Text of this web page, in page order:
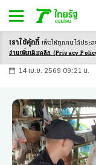
-ก ก ก+
14 เม.ย. 2569 09:21 น.
เราใช้คุ้กกี้ เพื่อให้ทุกคนได้ประ
อ่านเพิ่มเติมคลิก (Privacy